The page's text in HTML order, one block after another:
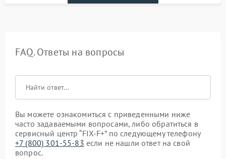
FAQ. Ответы на вопросы
Вы можете ознакомиться с приведенными ниже
часто задаваемыми вопросами, либо обратиться в
сервисный центр “FIX-F+” по следующему телефону
+7 (800) 301-55-83 если не нашли ответ на свой
вопрос.